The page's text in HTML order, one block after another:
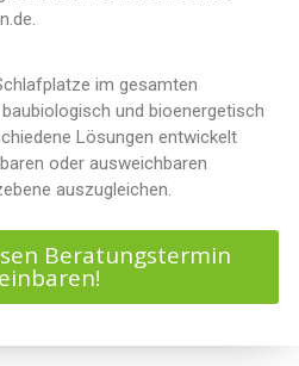
im gesamten
und bioenergetisch
Lösungen entwickelt
oder ausweichbaren
auszugleichen.
Beratungstermin